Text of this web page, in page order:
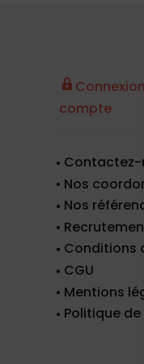
Connexion
compte
Contactez-
Nos
Nos
Conditions
CGU
Mentions
Politique